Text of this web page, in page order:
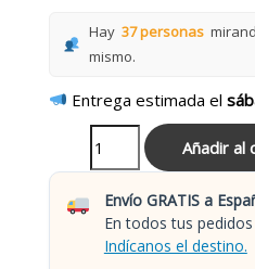
Hay 37 personas
mismo.
Entrega estimada el
Añadir al
Envío GRATIS a
En todos tus
Indícanos el destino.